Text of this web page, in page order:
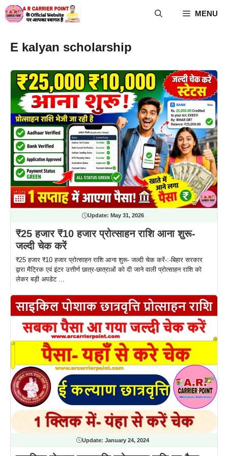
Skip
to
MENU
E kalyan scholarship
Update: May 31, 2026
₹25 हजार ₹10 हजार प्रोत्साहन राशि आना शुरू-
जल्दी चेक करें
₹25 हजार ₹10 हजार प्रोत्साहन राशि आना शुरू- जल्दी चेक करें-:-बिहार सरकार
द्वारा मैट्रिक एवं इंटर उत्तीर्ण छात्र-छात्राओं को दी जाने वाली प्रोत्साहन राशि को
लेकर बड़ी अपडेट ...
Update: January 24, 2024